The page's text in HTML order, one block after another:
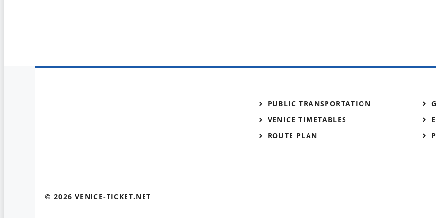
PUBLIC TRANSPORTATION
VENICE TIMETABLES
ROUTE PLAN
© 2026 VENICE-TICKET.NET